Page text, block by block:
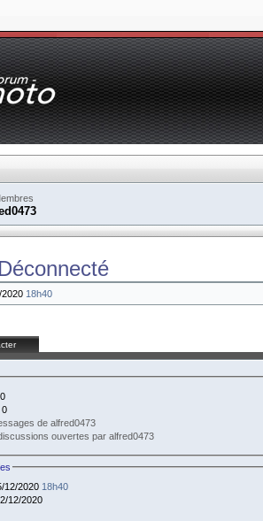
Déconnecté
2020 18h40
0
0
de alfred0473
ouvertes par alfred0473
12/2020 18h40
12/2020